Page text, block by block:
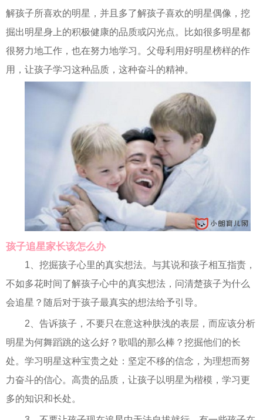
解孩子所喜欢的明星，并且多了解孩子喜欢的明星偶像，挖
掘出明星身上的积极健康的品质或闪光点。比如很多明星都
很努力地工作，也在努力地学习。父母利用好明星榜样的作
用，让孩子学习这种品质，这种奋斗的精神。
孩子追星家长该怎么办
1、挖掘孩子心里的真实想法。与其说和孩子相互指责，
不如多花时间了解孩子心中的真实想法，问清楚孩子为什么
会追星？随后对于孩子最真实的想法给予引导。
2、告诉孩子，不要只在意这种肤浅的表层，而应该分析
明星为何舞蹈跳的这么好？歌唱的那么棒？挖掘他们的长
处。学习明星这种宝贵之处：坚定不移的信念，为理想而努
力奋斗的信心。高贵的品质，让孩子以明星为楷模，学习更
多的知识和长处。